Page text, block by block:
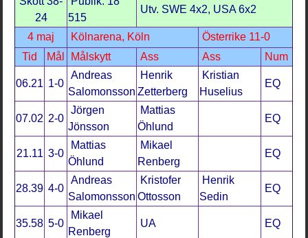
24
515
Utv. SWE 4x2, USA 6x2
4 maj Kölnarena, Köln
Österrike 11-0
Tid
Mål Målskytt Ass Ass Num
06.21 1-0
Andreas
Salomonsson
Henrik
Zetterberg
Kristian
Huselius
EQ
07.02 2-0
Jörgen
Jönsson
Mattias
Öhlund
EQ
21.11 3-0
Mattias
Öhlund
Mikael
Renberg
EQ
28.39 4-0
Andreas
Salomonsson
Kristofer
Ottosson
Henrik
Sedin
EQ
35.58 5-0
Mikael
Renberg
UA EQ